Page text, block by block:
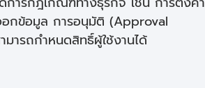
ออกข้อมูล การอนุมัติ (Approval
ารถกำหนดสิทธิ์ผู้ใช้งานได้